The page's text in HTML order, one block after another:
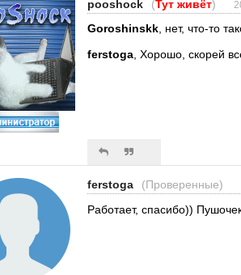
pooshock (Тут живёт)
Goroshinskk, нет, что-то
ferstoga, Хорошо, скорей
ferstoga (Проверенные)
Работает, спасибо))